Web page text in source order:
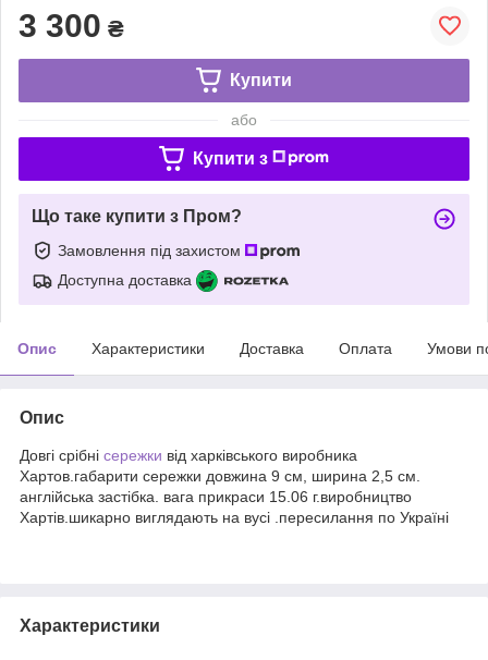
3 300 ₴
Купити
або
Купити з
Що таке купити з Пром?
Замовлення під захистом
Доступна доставка
Опис Характеристики Доставка Оплата Умови
Опис
Довгі срібні сережки від харківського виробника
Хартов.габарити сережки довжина 9 см, ширина 2,5 см.
англійська застібка. вага прикраси 15.06 г.виробництво
Хартів.шикарно виглядають на вусі .пересилання по Україні
Характеристики